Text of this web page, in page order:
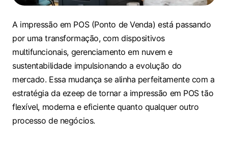
A impressão em POS (Ponto de Venda) está passando
por uma transformação, com dispositivos
multifuncionais, gerenciamento em nuvem e
sustentabilidade impulsionando a evolução do
mercado. Essa mudança se alinha perfeitamente com a
estratégia da ezeep de tornar a impressão em POS tão
flexível, moderna e eficiente quanto qualquer outro
processo de negócios.